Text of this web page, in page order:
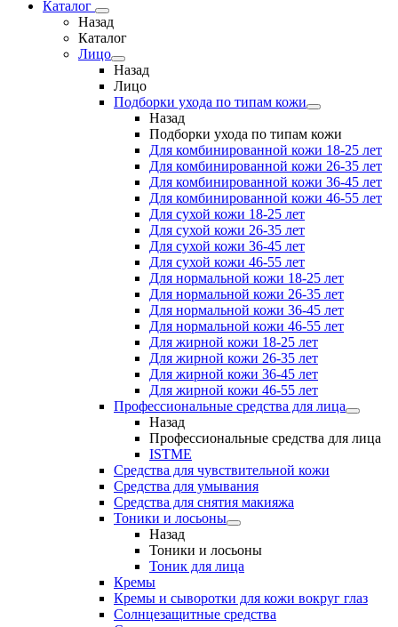
Каталог
Назад
Каталог
Лицо
Назад
Лицо
Подборки ухода по типам кожи
Назад
Подборки ухода по типам кожи
Для комбинированной кожи 18-25 лет
Для комбинированной кожи 26-35 лет
Для комбинированной кожи 36-45 лет
Для комбинированной кожи 46-55 лет
Для сухой кожи 18-25 лет
Для сухой кожи 26-35 лет
Для сухой кожи 36-45 лет
Для сухой кожи 46-55 лет
Для нормальной кожи 18-25 лет
Для нормальной кожи 26-35 лет
Для нормальной кожи 36-45 лет
Для нормальной кожи 46-55 лет
Для жирной кожи 18-25 лет
Для жирной кожи 26-35 лет
Для жирной кожи 36-45 лет
Для жирной кожи 46-55 лет
Профессиональные средства для лица
Назад
Профессиональные средства для лица
ISTME
Средства для чувствительной кожи
Средства для умывания
Средства для снятия макияжа
Тоники и лосьоны
Назад
Тоники и лосьоны
Тоник для лица
Кремы
Кремы и сыворотки для кожи вокруг глаз
Солнцезащитные средства